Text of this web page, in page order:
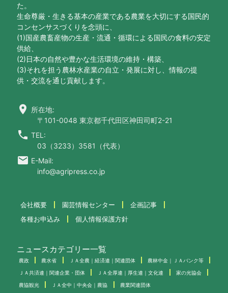
た。
生命尊厳・生きる基本の産業である農業を大切にする国民的
コンセンサスづくりを念頭に、
(1)国産農畜産物の生産・流通・循環による国民の食料の安定
供給、
(2)日本の自然や豊かな生活環境の維持・構築、
(3)それを担う農林水産業の自立・発展に対し、情報の提
供・交流を通じ貢献します。
location_on 所在地:
〒101-0048 東京都千代田区神田司町2-21
call TEL:
03（3233）3581（代表）
email E-Mail:
info@agripress.co.jp
会社概要 園芸情報センター
企画記事
各種お申込み
個人情報保護方針
ニュースカテゴリー一覧
農政 農水省 ＪＡ全農｜経済連｜関連団体 農林中金｜ＪＡバンク等
ＪＡ共済連｜関連企業・団体 ＪＡ全厚連｜厚生連｜文化連 家の光協会
農協観光 ＪＡ全中｜中央会｜農協 農業関連団体